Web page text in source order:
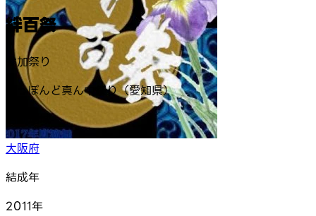
絆百祭
参加祭り
にっぽんど真ん中祭り（愛知県）
活動地域
大阪府
結成年
2011年